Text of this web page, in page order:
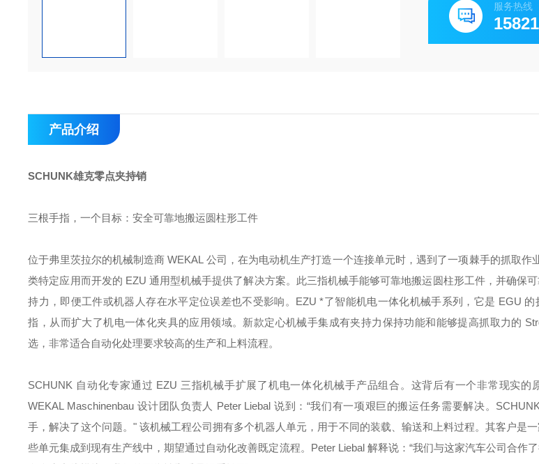
服务热线
产品介绍
SCHUNK雄克零点夹持销
三根手指，一个目标：安全可靠地搬运圆柱形工件
位于弗里茨拉尔的机械制造商 WEKAL 公司，在为电动机生产打造一个连接单元时，遇到了一项棘手的抓取作
类特定应用而开发的 EZU 通用型机械手提供了解决方案。此三指机械手能够可靠地搬运圆柱形工件，并确保
持力，即便工件或机器人存在水平定位误差也不受影响。EZU *了智能机电一体化机械手系列，它是 EGU
指，从而扩大了机电一体化夹具的应用领域。新款定心机械手集成有夹持力保持功能和能够提高抓取力的
选，非常适合自动化处理要求较高的生产和上料流程。
SCHUNK 自动化专家通过 EZU 三指机械手扩展了机电一体化机械手产品组合。这背后有一个非常现实的
WEKAL Maschinenbau 设计团队负责人 Peter Liebal 说到：“我们有一项艰巨的搬运任务需要解决。
手，解决了这个问题。" 该机械工程公司拥有多个机器人单元，用于不同的装载、输送和上料过程。其客户是
些单元集成到现有生产线中，期望通过自动化改善既定流程。Peter Liebal 解释说：“我们与这家汽车公司合作